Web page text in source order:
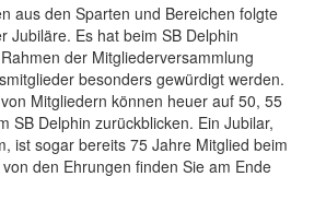
aus den Sparten und Bereichen folgte
Jubiläre. Es hat beim SB Delphin
der Mitgliederversammlung
besonders gewürdigt werden.
Mitgliedern können heuer auf 50, 55
SB Delphin zurückblicken. Ein Jubilar,
ist sogar bereits 75 Jahre Mitglied beim
den Ehrungen finden Sie am Ende